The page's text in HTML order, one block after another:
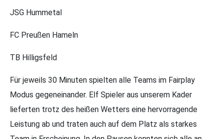
JSG Hummetal
FC Preußen Hameln
TB Hilligsfeld
Für jeweils 30 Minuten spielten alle Teams im Fairplay
Modus gegeneinander. Elf Spieler aus unserem Kader
lieferten trotz des heißen Wetters eine hervorragende
Leistung ab und traten auch auf dem Platz als starkes